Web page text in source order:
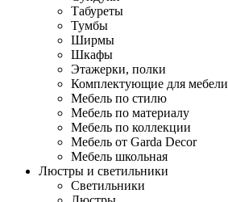
Табуреты
Тумбы
Ширмы
Шкафы
Этажерки, полки
Комплектующие для мебели
Мебель по стилю
Мебель по материалу
Мебель по коллекции
Мебель от Garda Decor
Мебель школьная
Люстры и светильники
Светильники